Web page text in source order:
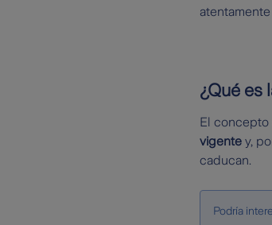
¿Qué es
El concepto
vigentey,
caducan.
Podría